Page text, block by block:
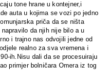
tone hrane u kontejner,i
auta u kojima se vozi po jedno
priča da se ništa
da njih nije bilo a u
i trajno nas odvojili jedne od
realno za sva vremena i
ih.Nisu dali da se procesuiraju
primjer bolničara Omera iz tog